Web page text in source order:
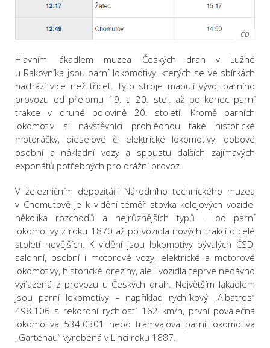
ČD
Hlavním lákadlem muzea Českých drah v Lužné
u Rakovníka jsou parní lokomotivy, kterých se ve sbírkách
nachází více než třicet. Tyto stroje mapují vývoj parního
provozu od přelomu 19. a 20. stol. až po konec parní
trakce v druhé polovině 20. století. Kromě parních
lokomotiv si návštěvníci prohlédnou také historické
motoráčky, dieselové či elektrické lokomotivy, dobové
osobní a nákladní vozy a spoustu dalších zajímavých
exponátů potřebných pro drážní provoz.
V železničním depozitáři Národního technického muzea
v Chomutově je k vidění téměř stovka kolejových vozidel
několika rozchodů a nejrůznějších typů – od parní
lokomotivy z roku 1870 až po vozidla nových trakcí o celé
století novějších. K vidění jsou lokomotivy bývalých ČSD,
salonní, osobní i motorové vozy, elektrické a motorové
lokomotivy, historické drezíny, ale i vozidla teprve nedávno
vyřazená z provozu u Českých drah. Největším lákadlem
jsou parní lokomotivy – například rychlíkový „Albatros“
498.106 s rekordní rychlostí 162 km/h, první poválečná
lokomotiva 534.0301 nebo tramvajová parní lokomotiva
„Gartenau“ vyrobená v Linci roku 1887.